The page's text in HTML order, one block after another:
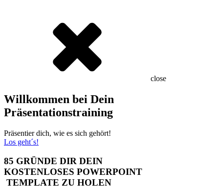
close
Willkommen bei Dein
Präsentationstraining
Präsentier dich, wie es sich gehört!
Los geht´s!
85 GRÜNDE DIR DEIN
KOSTENLOSES POWERPOINT
TEMPLATE ZU HOLEN